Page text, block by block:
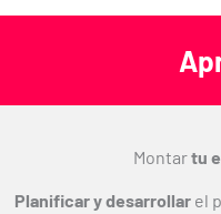
Montartu
Planificar y desarrollarel